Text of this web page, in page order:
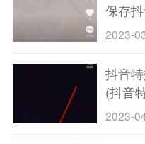
保存
中怎
2023-
抖音
(抖音
的)
2023-